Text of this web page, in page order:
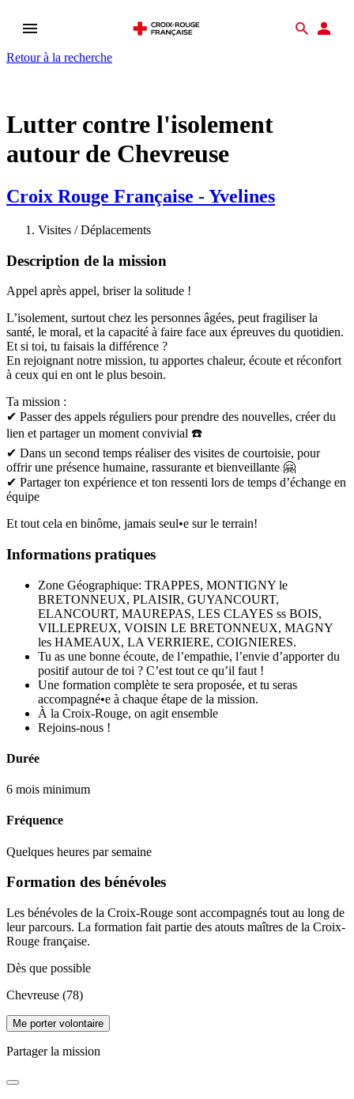
Ouvrir
menu
Retour à la recherche
Lutter contre l'isolement
autour de Chevreuse
Croix Rouge Française - Yvelines
Visites / Déplacements
Description de la mission
Appel après appel, briser la solitude !
L’isolement, surtout chez les personnes âgées, peut fragiliser la
santé, le moral, et la capacité à faire face aux épreuves du quotidien.
Et si toi, tu faisais la différence ?
En rejoignant notre mission, tu apportes chaleur, écoute et réconfort
à ceux qui en ont le plus besoin.
Ta mission :
✔ Passer des appels réguliers pour prendre des nouvelles, créer du
lien et partager un moment convivial ☎️
✔ Dans un second temps réaliser des visites de courtoisie, pour
offrir une présence humaine, rassurante et bienveillante 🤗
✔ Partager ton expérience et ton ressenti lors de temps d’échange en
équipe
Et tout cela en binôme, jamais seul•e sur le terrain!
Informations pratiques
Zone Géographique: TRAPPES, MONTIGNY le
BRETONNEUX, PLAISIR, GUYANCOURT,
ELANCOURT, MAUREPAS, LES CLAYES ss BOIS,
VILLEPREUX, VOISIN LE BRETONNEUX, MAGNY
les HAMEAUX, LA VERRIERE, COIGNIERES.
Tu as une bonne écoute, de l’empathie, l’envie d’apporter du
positif autour de toi ? C’est tout ce qu’il faut !
Une formation complète te sera proposée, et tu seras
accompagné•e à chaque étape de la mission.
À la Croix-Rouge, on agit ensemble
Rejoins-nous !
Durée
6 mois minimum
Fréquence
Quelques heures par semaine
Formation des bénévoles
Les bénévoles de la Croix-Rouge sont accompagnés tout au long de
leur parcours. La formation fait partie des atouts maîtres de la Croix-
Rouge française.
Dès que possible
Chevreuse (78)
Me porter volontaire
Partager la mission